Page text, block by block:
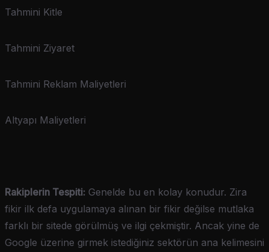
Tahmini Kitle
Tahmini Ziyaret
Tahmini Reklam Maliyetleri
Altyapı Maliyetleri
Rakiplerin Tespiti: Genelde bu en kolay konudur. Zira
fikir ilk defa uygulamaya alınan bir fikir değilse mutlaka
farklı bir sitede görülmüş ve ilgi çekmiştir. Ancak yine de
Google üzerine girmek istediğiniz sektörün ana kelimesini